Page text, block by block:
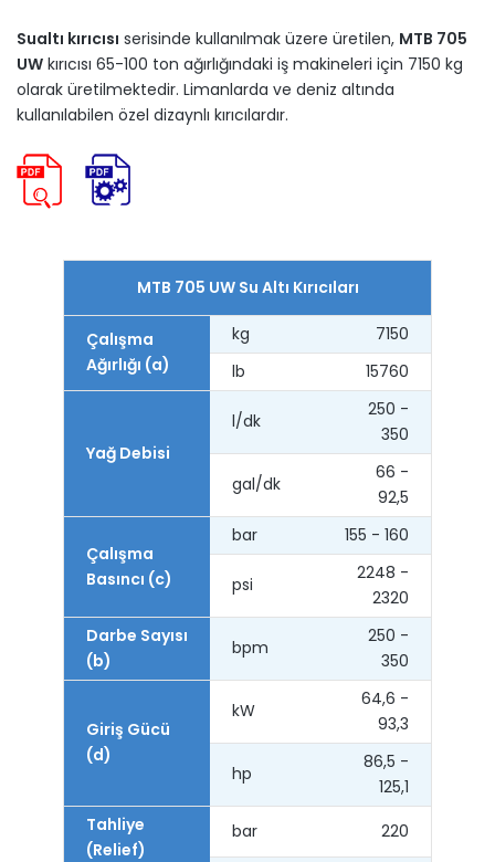
Sualtı kırıcısı serisinde kullanılmak üzere üretilen, MTB 705
UW kırıcısı 65-100 ton ağırlığındaki iş makineleri için 7150 kg
olarak üretilmektedir. Limanlarda ve deniz altında
kullanılabilen özel dizaynlı kırıcılardır.
MTB 705 UW Su Altı Kırıcıları
Çalışma
Ağırlığı (a)
kg
7150
lb
15760
Yağ Debisi
l/dk
250 -
350
gal/dk
66 -
92,5
Çalışma
Basıncı (c)
bar 155 - 160
psi
2248 -
2320
Darbe Sayısı
(b)
bpm
250 -
350
Giriş Gücü
(d)
kW
64,6 -
93,3
hp
86,5 -
125,1
Tahliye
(Relief)
bar
220